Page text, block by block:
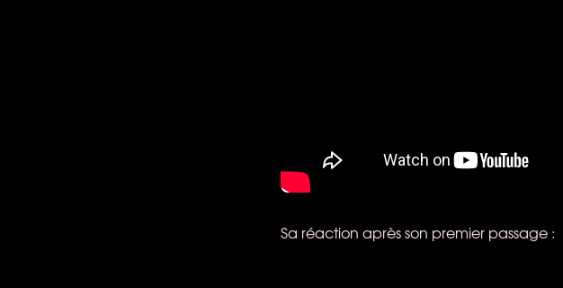
Sa réaction après son premier passage :